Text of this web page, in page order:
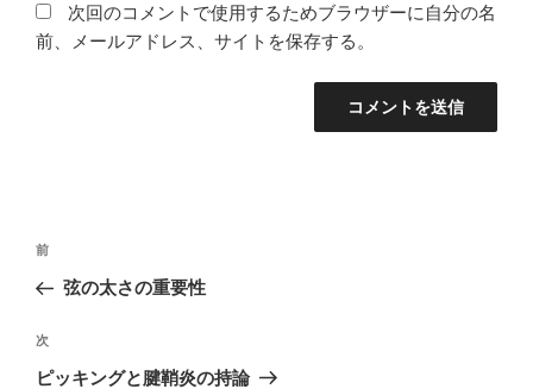
次回のコメントで使用するためブラウザーに自分の名
前、メールアドレス、サイトを保存する。
投
ナ
ビ
ゲ
前
の
稿
前
弦の太さの重要性
次
の
次
ピッキングと腱鞘炎の持論